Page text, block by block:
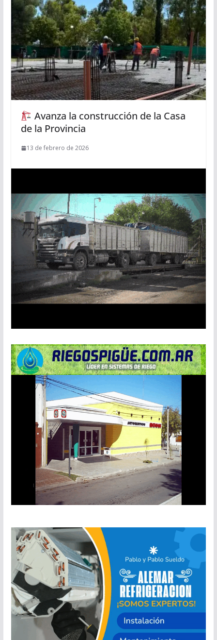
Avanza la construcción de la Casa
de la Provincia
13 de febrero de 2026